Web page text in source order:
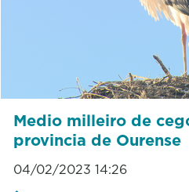
Medio milleiro de
provincia de Ourense
04/02/2023 14:26